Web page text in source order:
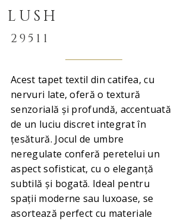
LUSH
29511
Acest tapet textil din catifea, cu
nervuri late, oferă o textură
senzorială și profundă, accentuată
de un luciu discret integrat în
țesătură. Jocul de umbre
neregulate conferă peretelui un
aspect sofisticat, cu o eleganță
subtilă și bogată. Ideal pentru
spații moderne sau luxoase, se
asortează perfect cu materiale